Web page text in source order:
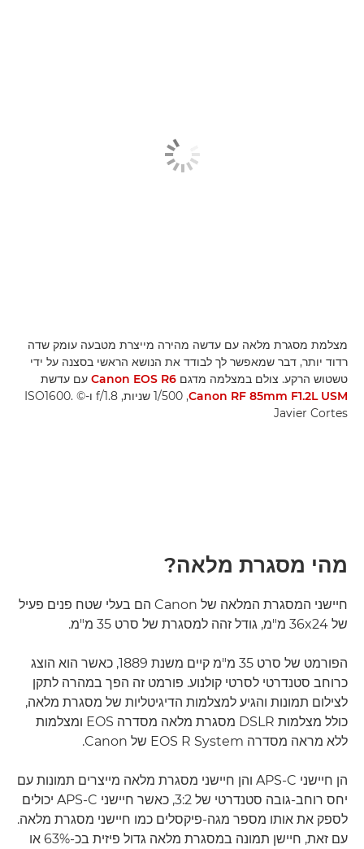
מצלמת מסגרת מלאה עם עדשה מהירה מייצרת מטבעה עומק שדה
רדוד יותר, דבר שמאפשר לך לבודד את הנושא הראשי בסצנה על ידי
טשטוש הרקע. צולם במצלמה מדגם Canon EOS R6 עם עדשת
Canon RF 85mm F1.2L USM
‏, 1/500 שניות, f/1.8 ו-ISO1600. ‎©
Javier Cortes
מהי מסגרת מלאה?
חיישני המסגרת המלאה של Canon הם בעלי שטח פנים פעיל
של 36x24 מ"מ, גודל זהה למסגרת של סרט 35 מ"מ.
הפורמט של סרט 35 מ"מ קיים משנת 1889, כאשר הוא הוצג
כרוחב סטנדרטי לסרטי קולנוע. פורמט זה הפך במהרה לתקן
לצילום תמונות והגיע למצלמות הדיגיטליות של מסגרת מלאה,
כולל מצלמות DSLR מסגרת מלאה מסדרה EOS ומצלמות
ללא מראה מסדרה EOS R System של Canon.
הן חיישני APS-C והן חיישני מסגרת מלאה מייצרים תמונות עם
יחס רוחב-גובה סטנדרטי של 3:2, כאשר חיישני APS-C יכולים
לספק את אותו מספר מגה-פיקסלים כמו חיישני מסגרת מלאה.
עם זאת, חיישן תמונה במסגרת מלאה גדול פיזית בכ-63% או